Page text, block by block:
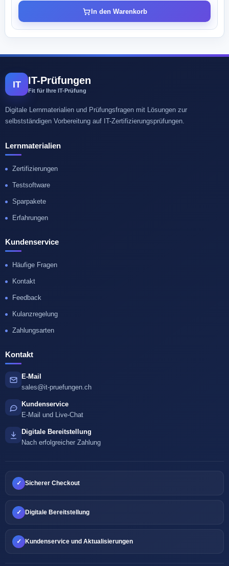
In den Warenkorb
IT IT-Prüfungen
Fit für Ihre IT-Prüfung
Digitale Lernmaterialien und Prüfungsfragen mit Lösungen zur
selbstständigen Vorbereitung auf IT-Zertifizierungsprüfungen.
Lernmaterialien
Zertifizierungen
Testsoftware
Sparpakete
Erfahrungen
Kundenservice
Häufige Fragen
Kontakt
Feedback
Kulanzregelung
Zahlungsarten
Kontakt
E-Mail
sales@it-pruefungen.ch
Kundenservice
E-Mail und Live-Chat
Digitale Bereitstellung
Nach erfolgreicher Zahlung
✓ Sicherer Checkout
✓ Digitale Bereitstellung
✓ Kundenservice und Aktualisierungen